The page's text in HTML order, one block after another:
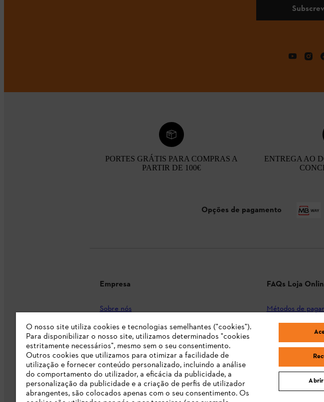
PORTES GRÁTIS PARA COMPRAS A
PARTIR DE 100€
ENTREGA AO
Opções de pagamento
Empresa
Sobre nós
Imprensa
Carreira
Responsabilidade
Linha Integridade STIHL
Informação para fornecedores
FAQs Loja
Métodos de
Envio e entrega
Devolução
STIHL Orange
O nosso site utiliza cookies e tecnologias semelhantes ("cookies").
Para disponibilizar o nosso site, utilizamos determinados "cookies
estritamente necessários", mesmo sem o seu consentimento.
Outros cookies que utilizamos para otimizar a facilidade de
utilização e fornecer conteúdo personalizado, incluindo a análise
do comportamento do utilizador, a eficácia da publicidade, a
personalização da publicidade e a criação de perfis de utilizador
abrangentes, são colocados apenas com o seu consentimento. Os